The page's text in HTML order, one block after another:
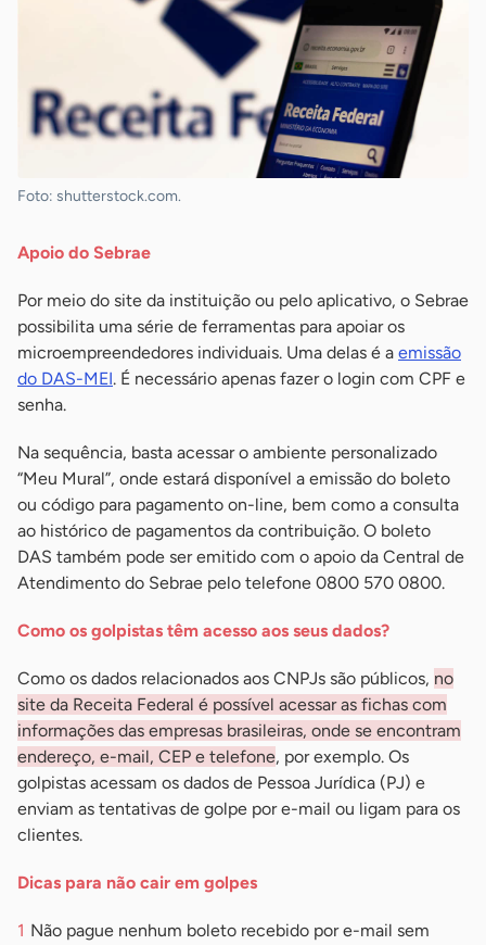
Foto: shutterstock.com.
Apoio do Sebrae
Por meio do site da instituição ou pelo aplicativo, o Sebrae
possibilita uma série de ferramentas para apoiar os
microempreendedores individuais. Uma delas é a emissão
do DAS-MEI. É necessário apenas fazer o login com CPF e
senha.
Na sequência, basta acessar o ambiente personalizado
“Meu Mural”, onde estará disponível a emissão do boleto
ou código para pagamento on-line, bem como a consulta
ao histórico de pagamentos da contribuição. O boleto
DAS também pode ser emitido com o apoio da Central de
Atendimento do Sebrae pelo telefone 0800 570 0800.
Como os golpistas têm acesso aos seus dados?
Como os dados relacionados aos CNPJs são públicos, no
site da Receita Federal é possível acessar as fichas com
informações das empresas brasileiras, onde se encontram
endereço, e-mail, CEP e telefone, por exemplo. Os
golpistas acessam os dados de Pessoa Jurídica (PJ) e
enviam as tentativas de golpe por e-mail ou ligam para os
clientes.
Dicas para não cair em golpes
Não pague nenhum boleto recebido por e-mail sem